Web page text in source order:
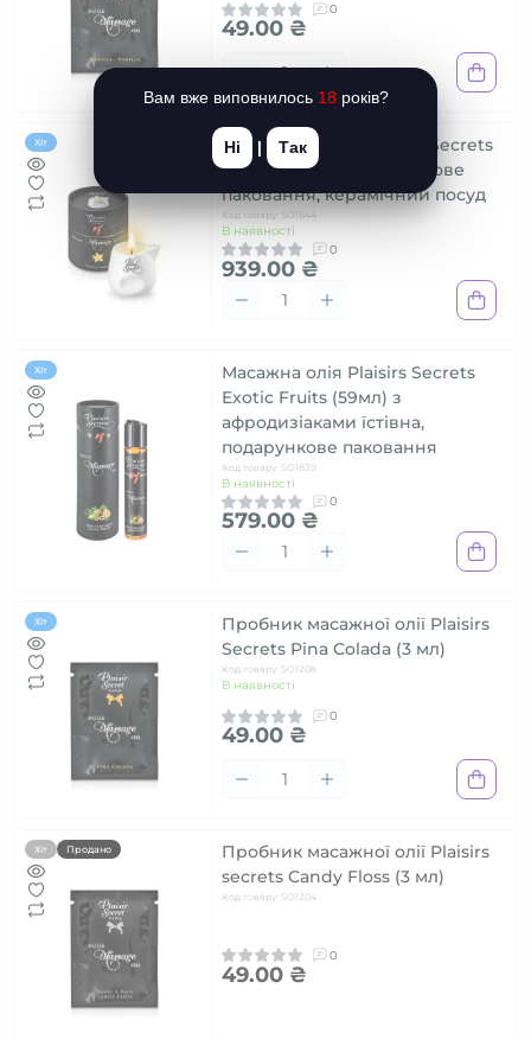
0
49.00 ₴
Хіт
Масажна свічка Plaisirs Secrets
Vanilla (80 мл) подарункове
паковання, керамічний посуд
Код товару: SO1844
В наявності
0
939.00 ₴
Хіт
Масажна олія Plaisirs Secrets
Exotic Fruits (59мл) з
афродизіаками їстівна,
подарункове паковання
Код товару: SO1839
В наявності
0
579.00 ₴
Хіт
Пробник масажної олії Plaisirs
Secrets Pina Colada (3 мл)
Код товару: SO1208
В наявності
0
49.00 ₴
Хіт Продано
Пробник масажної олії Plaisirs
secrets Candy Floss (3 мл)
Код товару: SO1204
0
49.00 ₴
Вам вже виповнилось 18 років?
Ні | Так